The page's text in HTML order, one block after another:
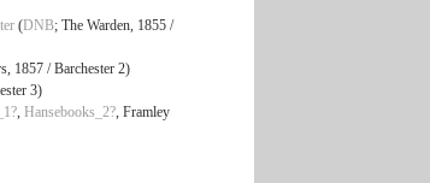
(DNB; The Warden, 1855 /
1857 / Barchester 2)
3)
, Hansebooks_2?, Framley